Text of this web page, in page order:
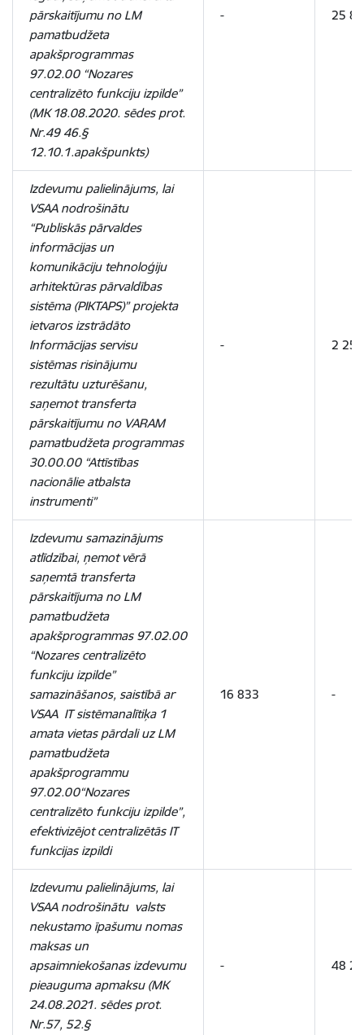
pārskaitījumu no LM
pamatbudžeta
apakšprogrammas
97.02.00 “Nozares
centralizēto funkciju izpilde”
(MK 18.08.2020. sēdes prot.
Nr.49 46.§
12.10.1.apakšpunkts)
- 25
Izdevumu palielinājums, lai
VSAA nodrošinātu
“Publiskās pārvaldes
informācijas un
komunikāciju tehnoloģiju
arhitektūras pārvaldības
sistēma (PIKTAPS)” projekta
ietvaros izstrādāto
Informācijas servisu
sistēmas risinājumu
rezultātu uzturēšanu,
saņemot transferta
pārskaitījumu no VARAM
pamatbudžeta programmas
30.00.00 “Attīstības
nacionālie atbalsta
instrumenti”
- 2 250
Izdevumu samazinājums
atlīdzībai, ņemot vērā
saņemtā transferta
pārskaitījuma no LM
pamatbudžeta
apakšprogrammas 97.02.00
“Nozares centralizēto
funkciju izpilde”
samazināšanos, saistībā ar
VSAA IT sistēmanalītiķa 1
amata vietas pārdali uz LM
pamatbudžeta
apakšprogrammu
97.02.00“Nozares
centralizēto funkciju izpilde”,
efektivizējot centralizētās IT
funkcijas izpildi
16 833 -
Izdevumu palielinājums, lai
VSAA nodrošinātu valsts
nekustamo īpašumu nomas
maksas un
apsaimniekošanas izdevumu
pieauguma apmaksu (MK
24.08.2021. sēdes prot.
Nr.57, 52.§
- 48